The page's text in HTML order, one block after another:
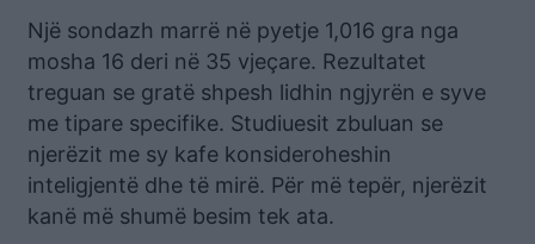
Një sondazh marrë në pyetje 1,016 gra nga
mosha 16 deri në 35 vjeçare. Rezultatet
treguan se gratë shpesh lidhin ngjyrën e syve
me tipare specifike. Studiuesit zbuluan se
njerëzit me sy kafe konsideroheshin
inteligjentë dhe të mirë. Për më tepër, njerëzit
kanë më shumë besim tek ata.